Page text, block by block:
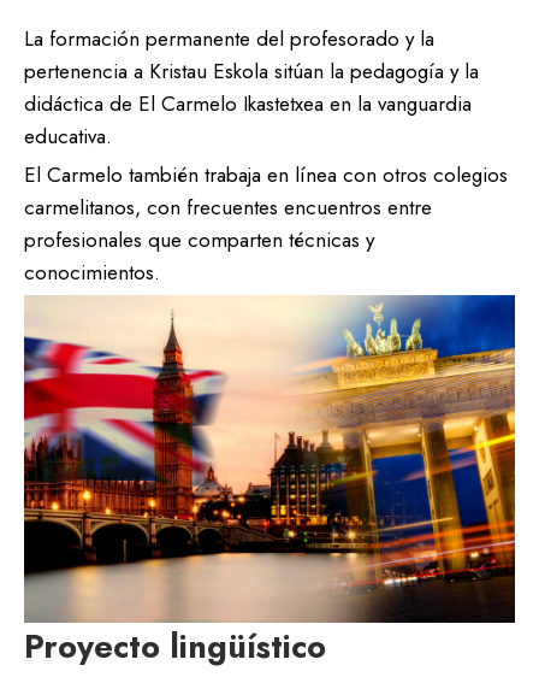
La formación permanente del profesorado y la
pertenencia a Kristau Eskola sitúan la pedagogía y la
didáctica de El Carmelo Ikastetxea en la vanguardia
educativa.
El Carmelo también trabaja en línea con otros colegios
carmelitanos, con frecuentes encuentros entre
profesionales que comparten técnicas y
conocimientos.
Proyecto lingüístico